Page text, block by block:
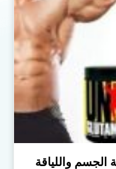
الجسم واللياقة